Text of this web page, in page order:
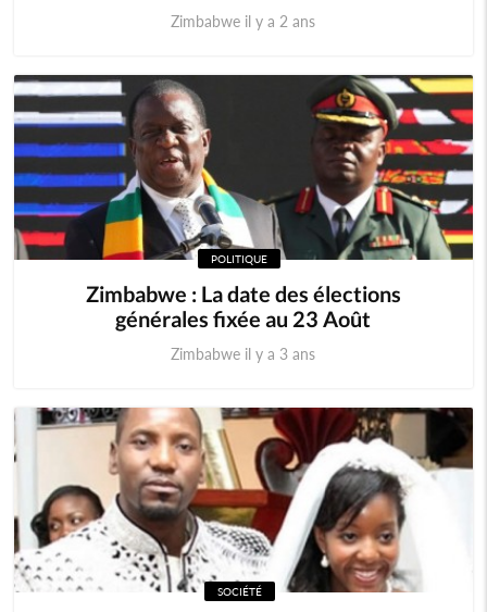
Zimbabwe il y a 2 ans
POLITIQUE
Zimbabwe : La date des élections
générales fixée au 23 Août
Zimbabwe il y a 3 ans
SOCIÉTÉ